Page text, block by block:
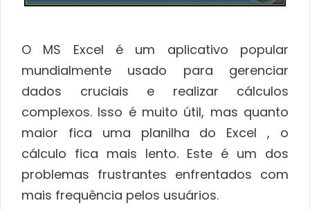
O MS Excel é um aplicativo popular
mundialmente usado para gerenciar
dados cruciais e realizar cálculos
complexos. Isso é muito útil, mas quanto
maior fica uma planilha do Excel , o
cálculo fica mais lento. Este é um dos
problemas frustrantes enfrentados com
mais frequência pelos usuários.